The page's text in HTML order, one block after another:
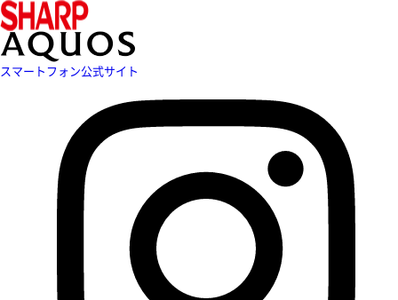
スマートフォン公式サイト